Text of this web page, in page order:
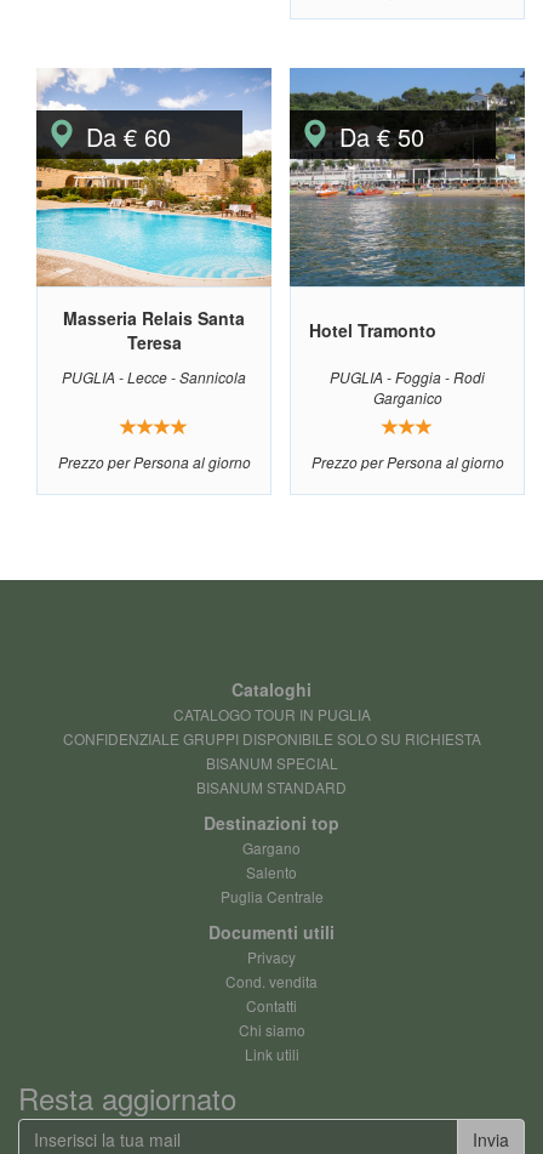
Da € 60
Masseria Relais Santa
Teresa
PUGLIA - Lecce - Sannicola
Prezzo per Persona al giorno
Da € 50
Hotel Tramonto
PUGLIA - Foggia - Rodi
Garganico
Prezzo per Persona al giorno
Cataloghi
CATALOGO TOUR IN PUGLIA
CONFIDENZIALE GRUPPI DISPONIBILE SOLO SU RICHIESTA
BISANUM SPECIAL
BISANUM STANDARD
Destinazioni top
Gargano
Salento
Puglia Centrale
Documenti utili
Privacy
Cond. vendita
Contatti
Chi siamo
Link utili
Resta aggiornato
Invia